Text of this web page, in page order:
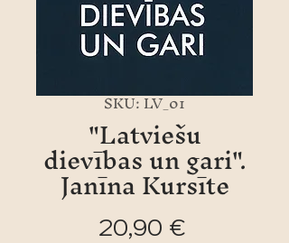
SKU: LV_01
"Latviešu
dievības un gari".
Janīna Kursīte
20,90 €